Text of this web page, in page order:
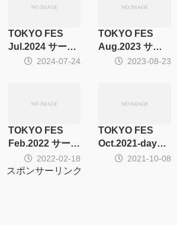
TOKYO FES
Jul.2024 サーク
ル集計 2024-07-24
TOKYO FES
Aug.2023 サー
クル集計2023-08-23
TOKYO FES
Feb.2022 サーク
ル集計 2022-02-18
TOKYO FES
Oct.2021-day2-
サークル集計
2021-10-08
スポンサーリンク